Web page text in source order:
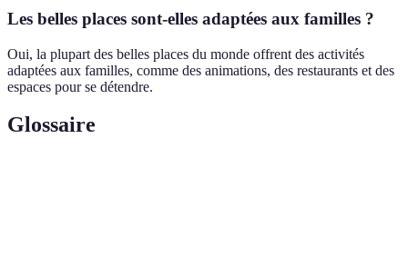
Les belles places sont-elles adaptées aux familles ?
Oui, la plupart des belles places du monde offrent des activités
adaptées aux familles, comme des animations, des restaurants et des
espaces pour se détendre.
Glossaire